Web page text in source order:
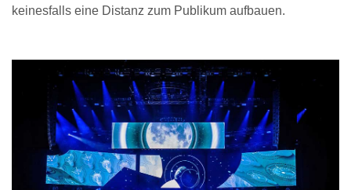
keinesfalls eine Distanz zum Publikum aufbauen.